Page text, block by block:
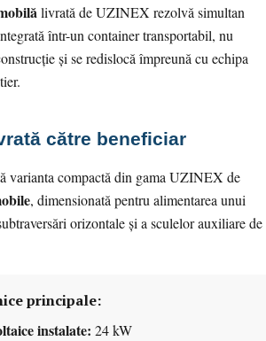
livrată de UZINEX rezolvă simultan
într-un container transportabil, nu
și se redislocă împreună cu echipa
către beneficiar
varianta compactă din gama UZINEX de
, dimensionată pentru alimentarea unui
orizontale și a sculelor auxiliare de
principale:
instalate: 24 kW